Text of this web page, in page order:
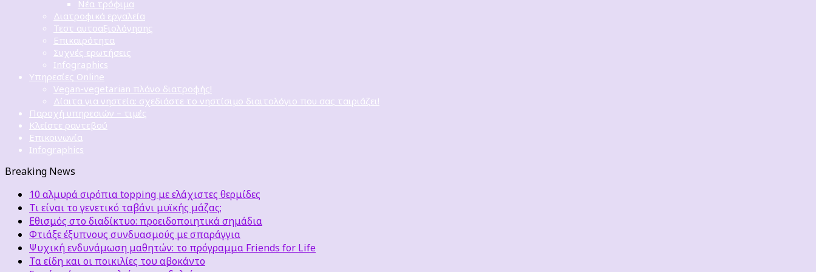
Νέα τρόφιμα
Διατροφικά εργαλεία
Τεστ αυτοαξιολόγησης
Επικαιρότητα
Συχνές ερωτήσεις
Infographics
Υπηρεσίες Online
Vegan-vegetarian πλάνο διατροφής!
Δίαιτα για νηστεία: σχεδιάστε το νηστίσιμο διαιτολόγιο που σας ταιριάζει!
Παροχή υπηρεσιών – τιμές
Κλείστε ραντεβού
Επικοινωνία
Infographics
Breaking News
10 αλμυρά σιρόπια topping με ελάχιστες θερμίδες
Τι είναι το γενετικό ταβάνι μυϊκής μάζας;
Εθισμός στο διαδίκτυο: προειδοποιητικά σημάδια
Φτιάξε έξυπνους συνδυασμούς με σπαράγγια
Ψυχική ενδυνάμωση μαθητών: το πρόγραμμα Friends for Life
Τα είδη και οι ποικιλίες του αβοκάντο